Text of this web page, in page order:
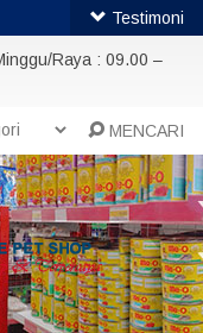
Raya : 09.00 –
MENCARI
Testimoni